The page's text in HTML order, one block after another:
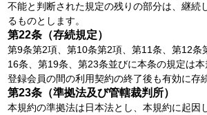
不能と判断された規定の残りの部分は、継続
るものとします。
第22条（存続規定）
第9条第2項、第10条第2項、第11条、第12条
16条、第19条、第23条並びに本条の規定は
登録会員の間の利用契約の終了後も有効に存
第23条（準拠法及び管轄裁判所）
本規約の準拠法は日本法とし、本規約に起因